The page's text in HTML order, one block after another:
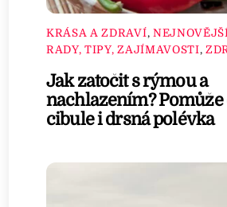
KRÁSA A ZDRAVÍ,
RADY, TIPY, ZAJÍMAVOSTI,
Jak zatočit s rýmou a
nachlazením? Pomůže
cibule i drsná polévka